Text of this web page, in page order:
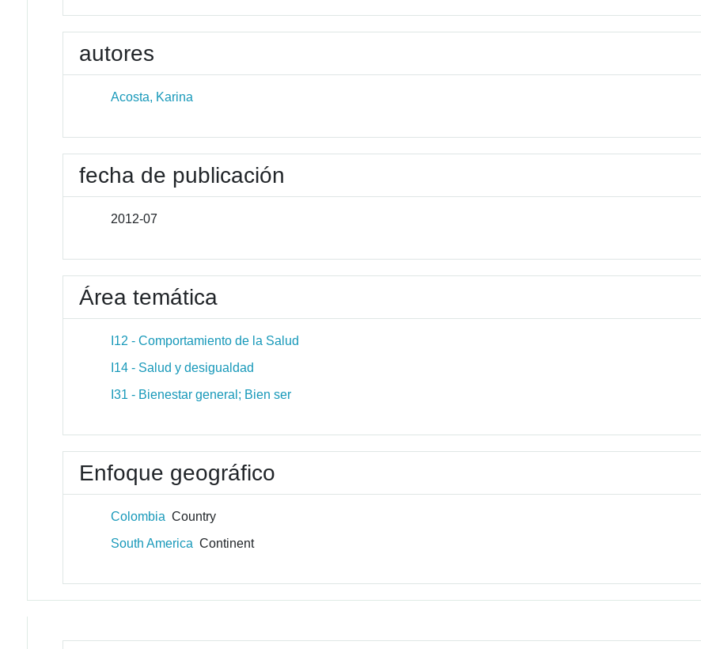
autores
Acosta, Karina
fecha de publicación
2012-07
Área temática
I12 - Comportamiento de la Salud
I14 - Salud y desigualdad
I31 - Bienestar general; Bien ser
Enfoque geográfico
Colombia Country
South America Continent